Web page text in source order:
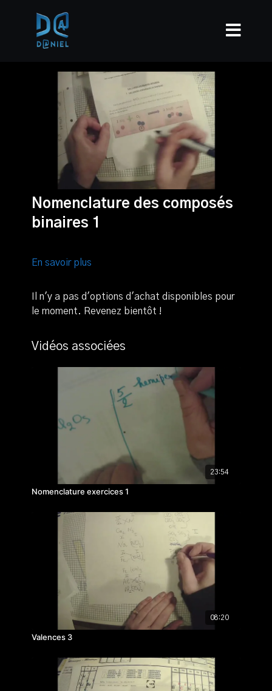
Nomenclature des composés
binaires 1
En savoir plus
Il n'y a pas d'options d'achat disponibles pour
le moment. Revenez bientôt !
Vidéos associées
23:54
Nomenclature exercices 1
08:20
Valences 3